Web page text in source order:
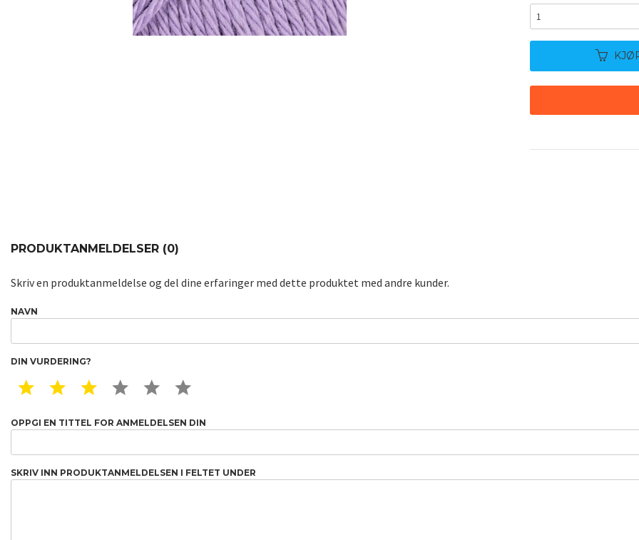
PRODUKTANMELDELSER (0)
Skriv en produktanmeldelse og del dine erfaringer med dette produktet med andre kunder.
NAVN
DIN VURDERING?
1 STAR2 STAR3 STAR4 STAR5 STAR
OPPGI EN TITTEL FOR ANMELDELSEN DIN
SKRIV INN PRODUKTANMELDELSEN I FELTET UNDER